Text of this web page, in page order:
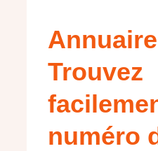
Trouvez
numéro